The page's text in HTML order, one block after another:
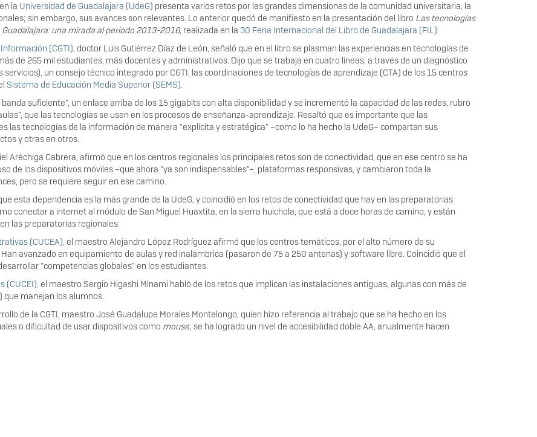
la Universidad de Guadalajara (UdeG) presenta varios retos por las grandes dimensiones de la comunidad universitaria, la
sin embargo, sus avances son relevantes. Lo anterior quedó de manifiesto en la presentación del libro Las tecnologías
una mirada al periodo 2013-2016, realizada en la 30 Feria Internacional del Libro de Guadalajara (FIL)
(CGTI), doctor Luis Gutiérrez Díaz de León, señaló que en el libro se plasman las experiencias en tecnologías de
de 265 mil estudiantes, más docentes y administrativos. Dijo que se trabaja en cuatro líneas, a través de un diagnóstico
un consejo técnico integrado por CGTI, las coordinaciones de tecnologías de aprendizaje (CTA) de los 15 centros
Sistema de Educación Media Superior (SEMS).
suficiente”, un enlace arriba de los 15 gigabits con alta disponibilidad y se incrementó la capacidad de las redes, rubro
que las tecnologías se usen en los procesos de enseñanza-aprendizaje. Resaltó que es importante que las
las tecnologías de la información de manera “explícita y estratégica” –como lo ha hecho la UdeG– compartan sus
y otras en otros.
Aréchiga Cabrera, afirmó que en los centros regionales los principales retos son de conectividad, que en ese centro se ha
de los dispositivos móviles –que ahora “ya son indispensables”–, plataformas responsivas, y cambiaron toda la
pero se requiere seguir en ese camino.
esta dependencia es la más grande de la UdeG, y coincidió en los retos de conectividad que hay en las preparatorias
conectar a internet al módulo de San Miguel Huaxtita, en la sierra huichola, que está a doce horas de camino, y están
las preparatorias regionales.
(CUCEA), el maestro Alejandro López Rodríguez afirmó que los centros temáticos, por el alto número de su
avanzado en equipamiento de aulas y red inalámbrica (pasaron de 75 a 250 antenas) y software libre. Coincidió que el
“competencias globales” en los estudiantes.
(CUCEI), el maestro Sergio Higashi Minami habló de los retos que implican las instalaciones antiguas, algunas con más de
que manejan los alumnos.
de la CGTI, maestro José Guadalupe Morales Montelongo, quien hizo referencia al trabajo que se ha hecho en los
o dificultad de usar dispositivos como mouse; se ha logrado un nivel de accesibilidad doble AA, anualmente hacen